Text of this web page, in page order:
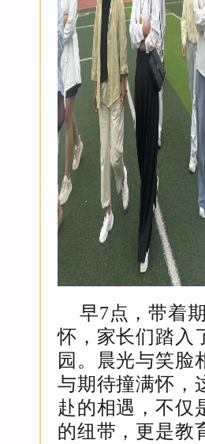
早7点，带着
怀，家长们踏入
园。晨光与笑脸
与期待撞满怀，
赴的相遇，不仅
的纽带，更是教